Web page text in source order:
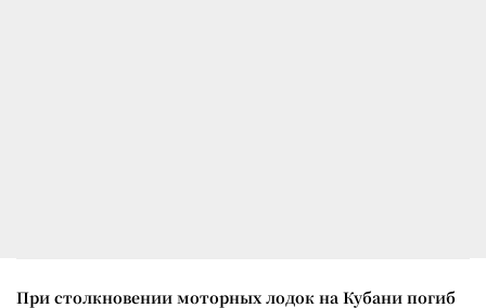
При столкновении моторных лодок на Кубани погиб